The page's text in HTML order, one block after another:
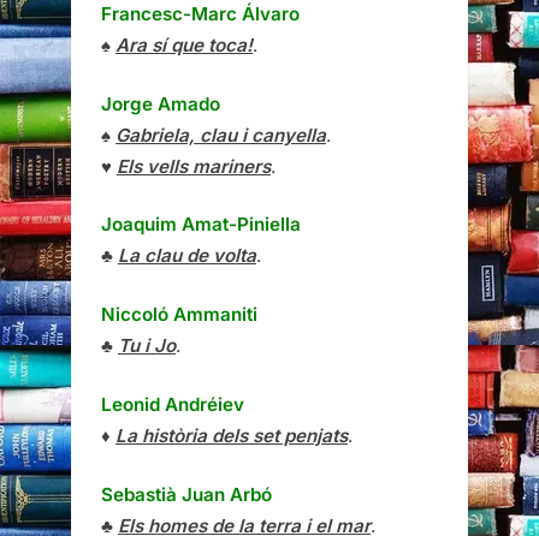
Francesc-Marc Álvaro
♠ Ara sí que toca!.
Jorge Amado
♠ Gabriela, clau i canyella.
♥ Els vells mariners.
Joaquim Amat-Piniella
♣ La clau de volta.
Niccoló Ammaniti
♣ Tu i Jo.
Leonid Andréiev
♦ La història dels set penjats.
Sebastià Juan Arbó
♣ Els homes de la terra i el mar.